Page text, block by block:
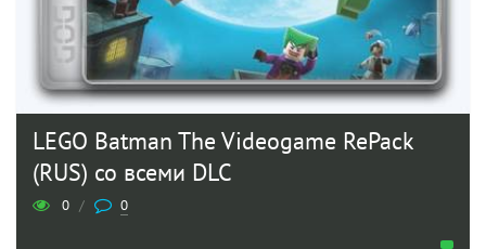
LEGO Batman The Videogame RePack
(RUS) со всеми DLC
0 / 0